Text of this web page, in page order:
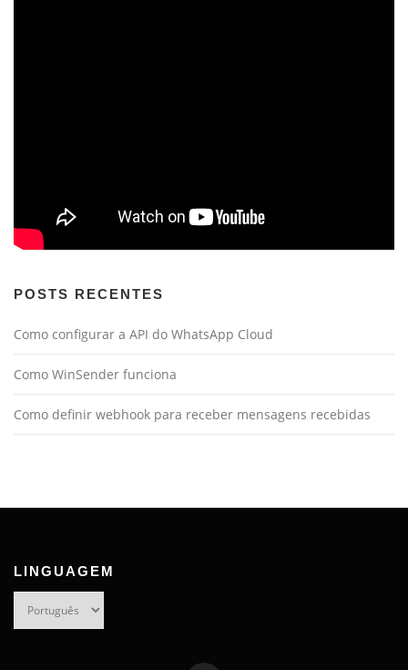
POSTS RECENTES
Como configurar a API do WhatsApp Cloud
Como WinSender funciona
Como definir webhook para receber mensagens recebidas
LINGUAGEM
Linguagem